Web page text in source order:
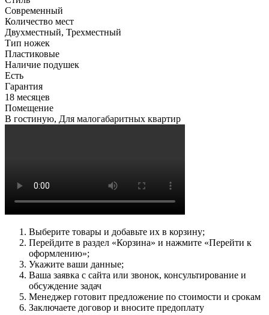
Современный
Количество мест
Двухместный, Трехместный
Тип ножек
Пластиковые
Наличие подушек
Есть
Гарантия
18 месяцев
Помещение
В гостиную, Для малогабаритных квартир
Выберите товары и добавьте их в корзину;
Перейдите в раздел «Корзина» и нажмите «Перейти к
оформлению»;
Укажите ваши данные;
Ваша заявка с сайта или звонок, консультирование и
обсуждение задач
Менеджер готовит предложение по стоимости и срокам
Заключаете договор и вносите предоплату